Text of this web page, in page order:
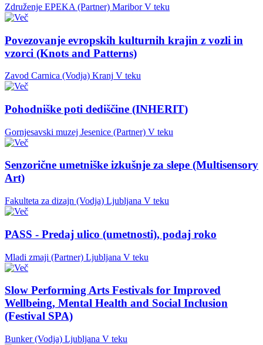
Združenje EPEKA (Partner) Maribor V teku
Povezovanje evropskih kulturnih krajin z vozli in
vzorci (Knots and Patterns)
Zavod Carnica (Vodja) Kranj V teku
Pohodniške poti dediščine (INHERIT)
Gornjesavski muzej Jesenice (Partner) V teku
Senzorične umetniške izkušnje za slepe (Multisensory
Art)
Fakulteta za dizajn (Vodja) Ljubljana V teku
PASS - Predaj ulico (umetnosti), podaj roko
Mladi zmaji (Partner) Ljubljana V teku
Slow Performing Arts Festivals for Improved
Wellbeing, Mental Health and Social Inclusion
(Festival SPA)
Bunker (Vodja) Ljubljana V teku